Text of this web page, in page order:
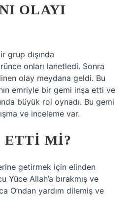
OLAYI
grup dışında
onları lanetledi. Sonra
olay meydana geldi. Bu
emriyle bir gemi inşa etti ve
büyük rol oynadı. Bu gemi
ve inceleme var.
ETTI MI?
getirmek için elinden
Yüce Allah’a bırakmış ve
O’ndan yardım dilemiş ve